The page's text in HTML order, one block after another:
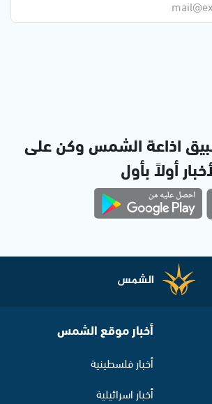
اذاعة الشمس وكن على
أولاً بأول
أخبار موقع الشمس
أخبار فلسطينية
أخبار اسرائيلية